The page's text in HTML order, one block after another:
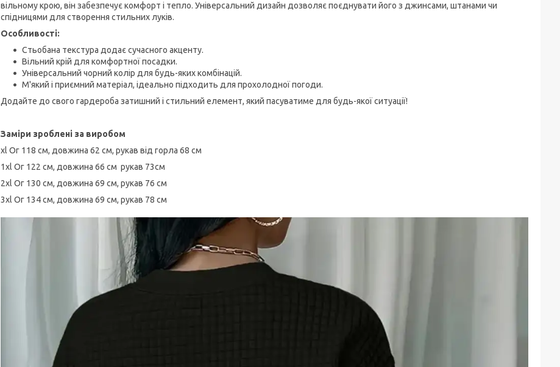
вільному крою, він забезпечує комфорт і тепло. Універсальний дизайн дозволяє поєднувати його з джинсами, штанами чи
спідницями для створення стильних луків.
Особливості:
Стьобана текстура додає сучасного акценту.
Вільний крій для комфортної посадки.
Універсальний чорний колір для будь-яких комбінацій.
М'який і приємний матеріал, ідеально підходить для прохолодної погоди.
Додайте до свого гардероба затишний і стильний елемент, який пасуватиме для будь-якої ситуації!
Заміри зроблені за виробом
xl Ог 118 см, довжина 62 см, рукав від горла 68 см
1xl Ог 122 см, довжина 66 см рукав 73см
2xl Ог 130 см, довжина 69 см, рукав 76 см
3xl Ог 134 см, довжина 69 см, рукав 78 см